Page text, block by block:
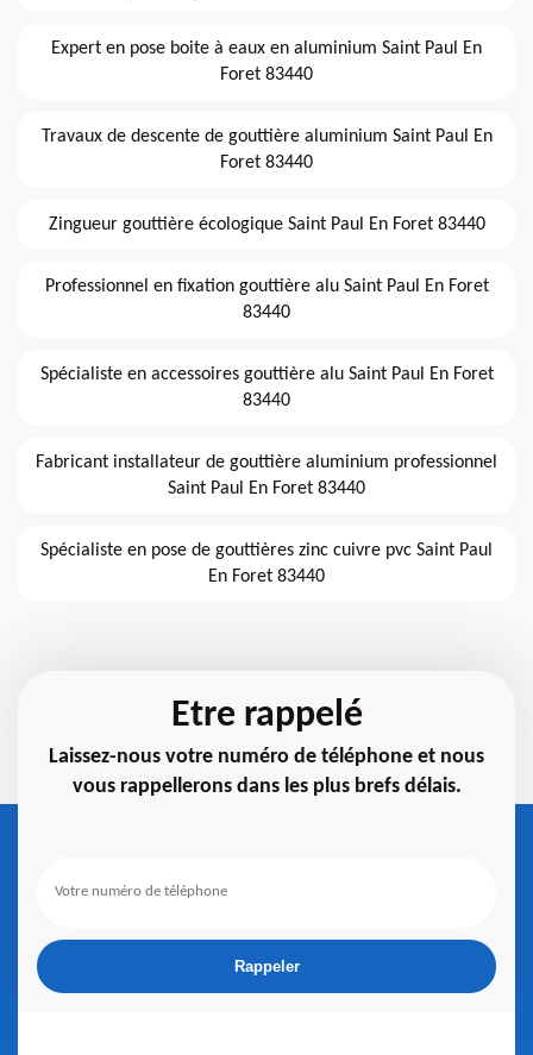
Expert en pose boite à eaux en aluminium Saint Paul En
Foret 83440
Travaux de descente de gouttière aluminium Saint Paul En
Foret 83440
Zingueur gouttière écologique Saint Paul En Foret 83440
Professionnel en fixation gouttière alu Saint Paul En Foret
83440
Spécialiste en accessoires gouttière alu Saint Paul En Foret
83440
Fabricant installateur de gouttière aluminium professionnel
Saint Paul En Foret 83440
Spécialiste en pose de gouttières zinc cuivre pvc Saint Paul
En Foret 83440
Etre rappelé
Laissez-nous votre numéro de téléphone et nous
vous rappellerons dans les plus brefs délais.